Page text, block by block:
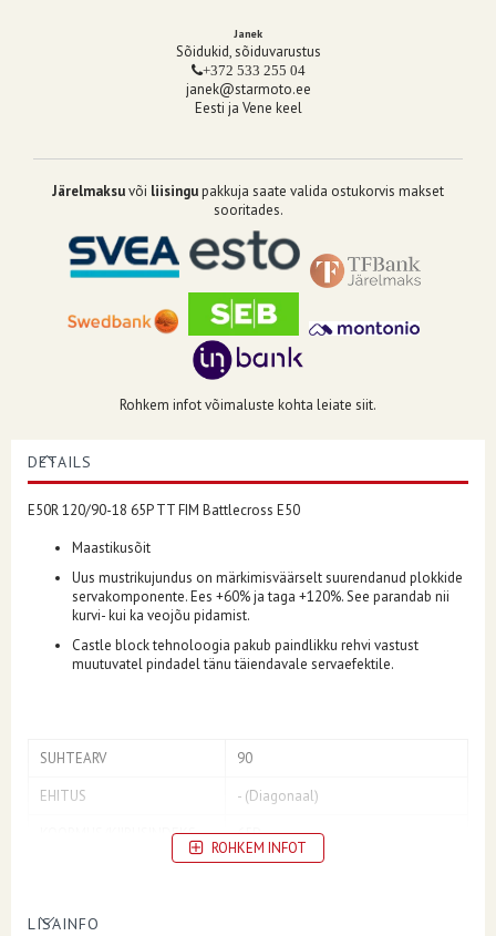
Janek
Sõidukid, sõiduvarustus
+372 533 255 04
janek@starmoto.ee
Eesti ja Vene keel
Järelmaksuvõi liisingupakkuja saate valida ostukorvis makset
sooritades.
Rohkem infot võimaluste kohta leiate siit.
DETAILS
E50R 120/90-18 65P TT FIM Battlecross E50
Maastikusõit
Uus mustrikujundus on märkimisväärselt suurendanud plokkide
servakomponente. Ees +60% ja taga +120%. See parandab nii
kurvi- kui ka veojõu pidamist.
Castle block tehnoloogia pakub paindlikku rehvi vastust
muutuvatel pindadel tänu täiendavale servaefektile.
SUHTEARV
90
EHITUS
- (Diagonaal)
KOORMUS/KIIRUSINDEKS
65P
ROHKEM INFOT
LISAINFO